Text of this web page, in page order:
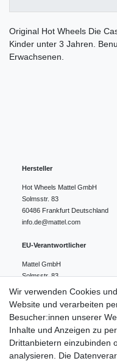
Original Hot Wheels Die
Kinder unter 3 Jahren.
Erwachsenen.
Hersteller
Hot Wheels Mattel GmbH
Solmsstr. 83
60486 Frankfurt Deutschland
info.de@mattel.com
EU-Verantwortlicher
Mattel GmbH
Solmsstr. 83
Frankfurt
Deutschland
Hinweise zur
Wir verwenden Cookies
Website und verarbeiten
Besucher:innen unserer
Inhalte und Anzeigen zu
Drittanbietern einzubinden
analysieren. Die